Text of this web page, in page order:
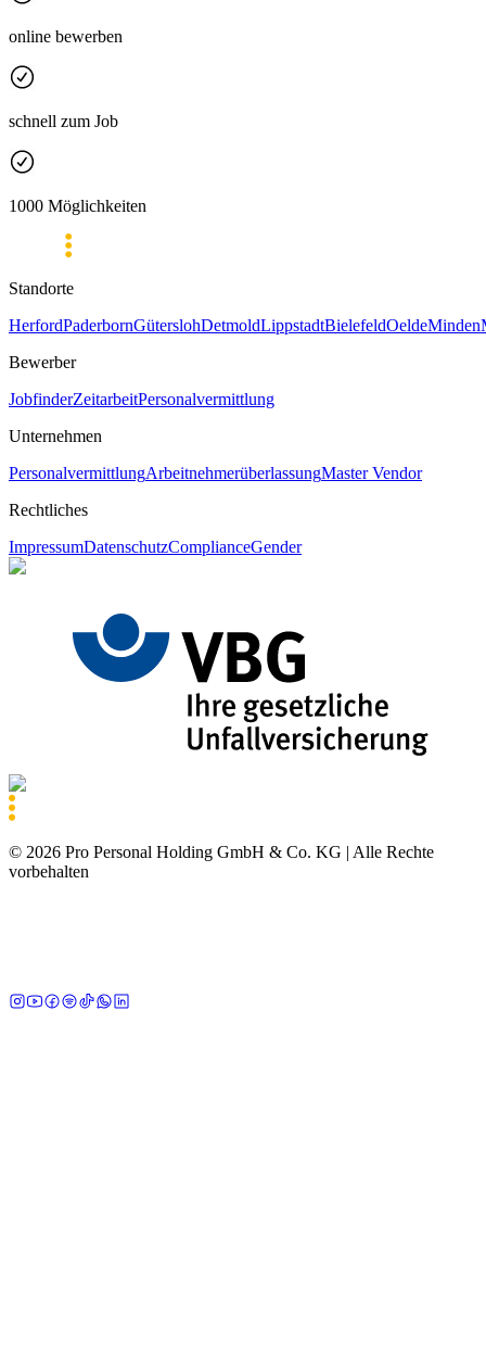
online bewerben
schnell zum Job
1000 Möglichkeiten
Standorte
HerfordPaderbornGüterslohDetmoldLippstadtBielefeldOeldeMinden
Bewerber
JobfinderZeitarbeitPersonalvermittlung
Unternehmen
PersonalvermittlungArbeitnehmerüberlassungMaster Vendor
Rechtliches
ImpressumDatenschutzComplianceGender
© 2026 Pro Personal Holding GmbH & Co. KG | Alle Rechte
vorbehalten